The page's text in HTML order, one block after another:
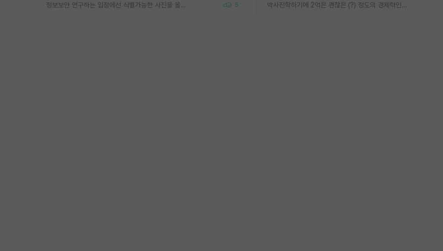
정보보안 연구하는 입장에선 식별가능한 사진을 올리는건 비추이긴함 5 박사진학하기에 2억은 괜찮은 (?) 정도의 경제력인가요